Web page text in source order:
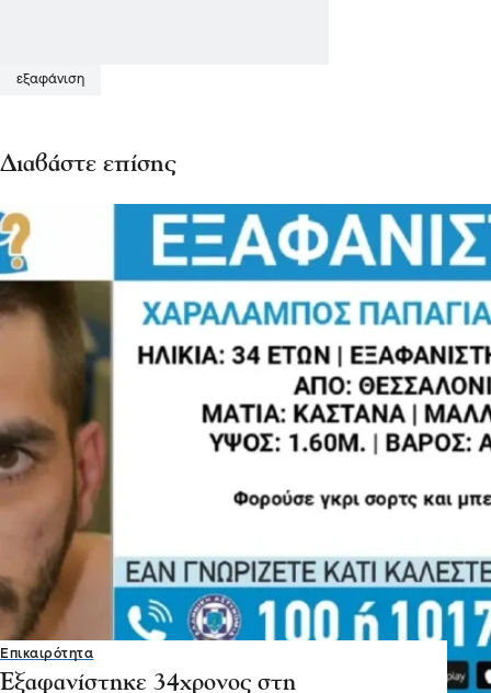
εξαφάνιση
Διαβάστε επίσης
Επικαιρότητα
Εξαφανίστηκε 34χρονος στη